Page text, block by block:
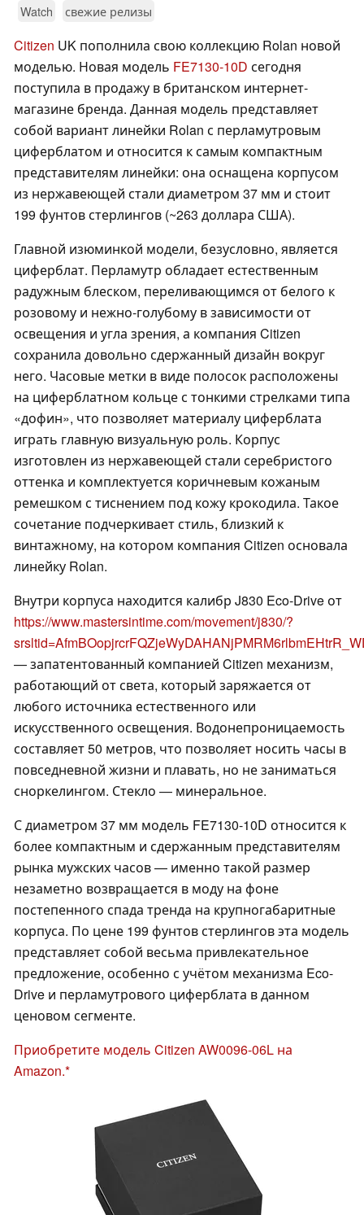
Watch свежие релизы
Citizen UK пополнила свою коллекцию Rolan новой
моделью. Новая модель FE7130-10D сегодня
поступила в продажу в британском интернет-
магазине бренда. Данная модель представляет
собой вариант линейки Rolan с перламутровым
циферблатом и относится к самым компактным
представителям линейки: она оснащена корпусом
из нержавеющей стали диаметром 37 мм и стоит
199 фунтов стерлингов (~263 доллара США).
Главной изюминкой модели, безусловно, является
циферблат. Перламутр обладает естественным
радужным блеском, переливающимся от белого к
розовому и нежно-голубому в зависимости от
освещения и угла зрения, а компания Citizen
сохранила довольно сдержанный дизайн вокруг
него. Часовые метки в виде полосок расположены
на циферблатном кольце с тонкими стрелками типа
«дофин», что позволяет материалу циферблата
играть главную визуальную роль. Корпус
изготовлен из нержавеющей стали серебристого
оттенка и комплектуется коричневым кожаным
ремешком с тиснением под кожу крокодила. Такое
сочетание подчеркивает стиль, близкий к
винтажному, на котором компания Citizen основала
линейку Rolan.
Внутри корпуса находится калибр J830 Eco-Drive от
https://www.mastersintime.com/movement/j830/?
— запатентованный компанией Citizen механизм,
работающий от света, который заряжается от
любого источника естественного или
искусственного освещения. Водонепроницаемость
составляет 50 метров, что позволяет носить часы в
повседневной жизни и плавать, но не заниматься
сноркелингом. Стекло — минеральное.
С диаметром 37 мм модель FE7130-10D относится к
более компактным и сдержанным представителям
рынка мужских часов — именно такой размер
незаметно возвращается в моду на фоне
постепенного спада тренда на крупногабаритные
корпуса. По цене 199 фунтов стерлингов эта модель
представляет собой весьма привлекательное
предложение, особенно с учётом механизма Eco-
Drive и перламутрового циферблата в данном
ценовом сегменте.
Приобретите модель Citizen AW0096-06L на
Amazon.